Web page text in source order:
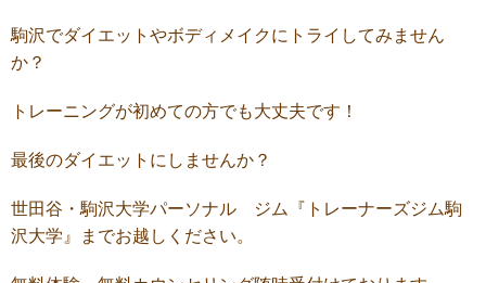
駒沢でダイエットやボディメイクにトライしてみません
か？
トレーニングが初めての方でも大丈夫です！
最後のダイエットにしませんか？
世田谷・駒沢大学パーソナル ジム『トレーナーズジム駒
沢大学』までお越しください。